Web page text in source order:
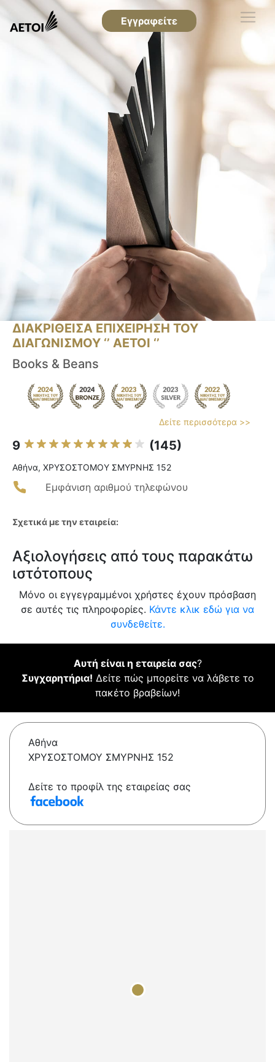
Εγγραφείτε
ΔΙΑΚΡΙΘΕΙΣΑ ΕΠΙΧΕΙΡΗΣΗ ΤΟΥ
ΔΙΑΓΩΝΙΣΜΟΥ ‘’ ΑΕΤΟΙ ‘’
Books & Beans
Δείτε περισσότερα >>
9 (145)
Αθήνα, ΧΡΥΣΟΣΤΟΜΟΥ ΣΜΥΡΝΗΣ 152
Εμφάνιση αριθμού τηλεφώνου
Σχετικά με την εταιρεία:
Αξιολογήσεις από τους παρακάτω
ιστότοπους
Μόνο οι εγγεγραμμένοι χρήστες έχουν πρόσβαση
σε αυτές τις πληροφορίες. Κάντε κλικ εδώ για να
συνδεθείτε.
Αυτή είναι η εταιρεία σας?
Συγχαρητήρια! Δείτε πώς μπορείτε να λάβετε το
πακέτο βραβείων!
Αθήνα
ΧΡΥΣΟΣΤΟΜΟΥ ΣΜΥΡΝΗΣ 152
Δείτε το προφίλ της εταιρείας σας